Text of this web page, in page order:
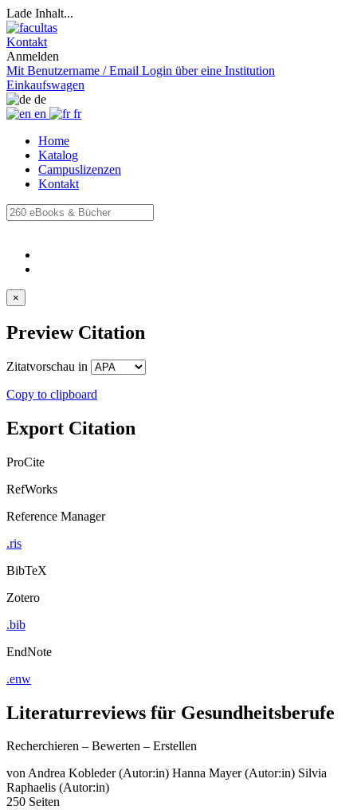
Lade Inhalt...
Kontakt
Anmelden
Mit Benutzername / Email Login über eine Institution
Einkaufswagen
de
en
fr
Home
Katalog
Campuslizenzen
Kontakt
×
Preview Citation
Zitatvorschau in
Copy to clipboard
Export Citation
ProCite
RefWorks
Reference Manager
.ris
BibTeX
Zotero
.bib
EndNote
.enw
Literaturreviews für Gesundheitsberufe
Recherchieren – Bewerten – Erstellen
vonAndrea Kobleder (Autor:in) Hanna Mayer (Autor:in) Silvia
Raphaelis (Autor:in)
250 Seiten